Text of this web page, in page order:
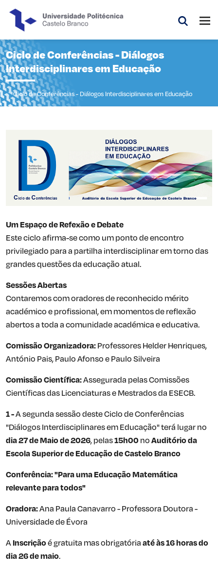
Ciclo de Conferências - Diálogos
Interdisciplinares em Educação
Ciclo de Conferências - Diálogos Interdisciplinares em Educação
Um Espaço de Refexão e Debate
Este ciclo afirma-se como um ponto de encontro
privilegiado para a partilha interdisciplinar em torno das
grandes questões da educação atual.
Sessões Abertas
Contaremos com oradores de reconhecido mérito
académico e profissional, em momentos de reflexão
abertos a toda a comunidade académica e educativa.
Comissão Organizadora:Professores Helder Henriques,
António Pais, Paulo Afonso e Paulo Silveira
Comissão Científica:Assegurada pelas Comissões
Científicas das Licenciaturas e Mestrados da ESECB.
1 -A segunda sessão deste Ciclo de Conferências
"Diálogos Interdisciplinares em Educação" terá lugar no
dia 27 de Maio de 2026,pelas15h00 noAuditório da
Escola Superior de Educação de Castelo Branco
Conferência: "Para uma Educação Matemática
relevante para todos"
Oradora:Ana Paula Canavarro - Professora Doutora -
Universidade de Évora
AInscriçãoé gratuita mas obrigatóriaaté às 16 horas do
dia 26 de maio.